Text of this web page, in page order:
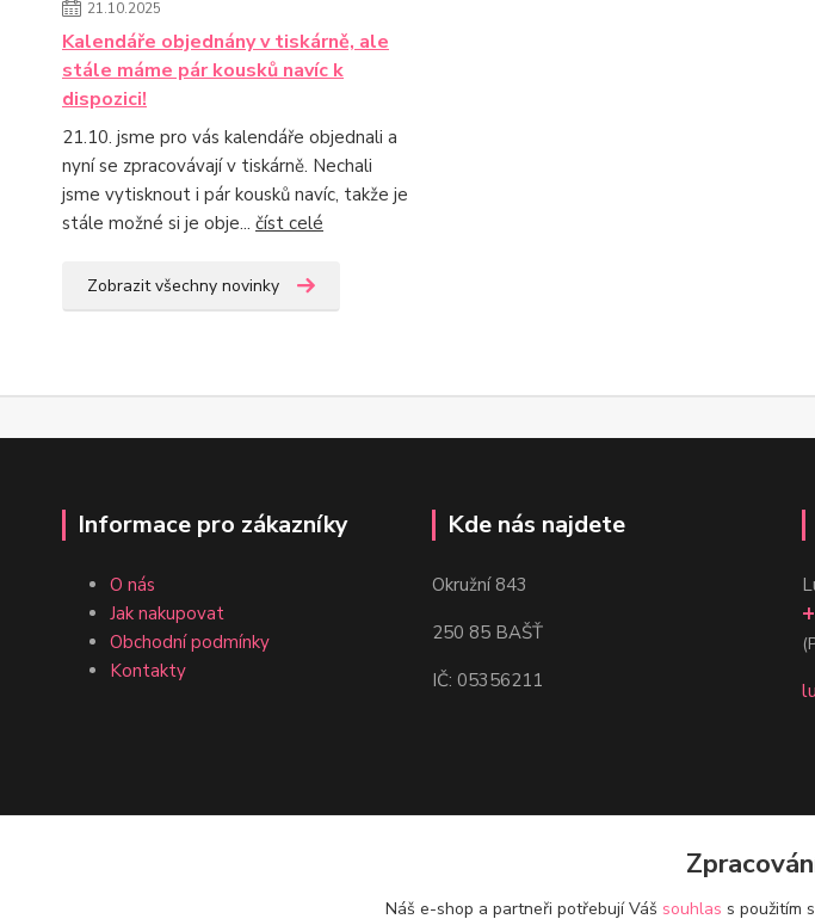
21.10.2025
Kalendáře objednány v tiskárně, ale
stále máme pár kousků navíc k
dispozici!
21.10. jsme pro vás kalendáře objednali a
nyní se zpracovávají v tiskárně. Nechali
jsme vytisknout i pár kousků navíc, takže je
stále možné si je obje... číst celé
Zobrazit všechny novinky
Informace pro zákazníky
O nás
Jak nakupovat
Obchodní podmínky
Kontakty
Kde nás najdete
Okružní 843
250 85 BAŠŤ
IČ: 05356211
Náš e-shop a partneři potřebují Váš souhlas s použitím